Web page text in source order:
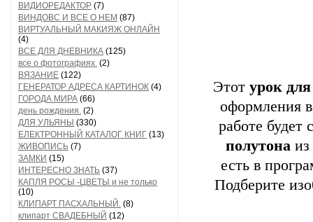
ВИДИОРЕДАКТОР (7)
ВИНДОВС И ВСЕ О НЕМ (87)
ВИРТУАЛЬНЫЙ МАКИЯЖ ОНЛАЙН
(4)
ВСЕ ДЛЯ ДНЕВНИКА (125)
все о фотографиях. (2)
ВЯЗАНИЕ (122)
ГЕНЕРАТОР АДРЕСА КАРТИНОК (4)
ГОРОДА МИРА (66)
день рождения. (2)
ДЛЯ УЛЬЯНЫ (330)
ЕЛЕКТРОННЫЙ КАТАЛОГ КНИГ (13)
ЖИВОПИСЬ (7)
ЗАМКИ (15)
ИНТЕРЕСНО ЗНАТЬ (37)
КАПЛЯ РОСЫ -ЦВЕТЫ и не только
(10)
КЛИПАРТ ПАСХАЛЬНЫЙ. (8)
клипарт СВАДЕБНЫЙ (12)
Этот урок
оформления
работе
полутона из
есть в
Подберите